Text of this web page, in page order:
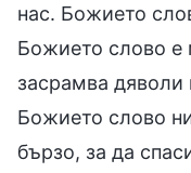
нас. Божието
Божието слово е
засрамва дяволи
Божието слово
бързо, за да